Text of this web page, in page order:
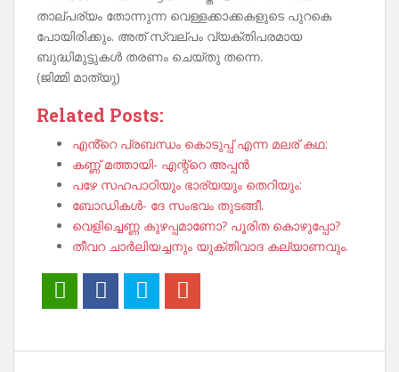
താല്പര്യം തോന്നുന്ന വെള്ളക്കാക്കകളുടെ പുറകെ
പോയിരിക്കും. അത് സ്വല്പം വ്യക്തിപരമായ
ബുദ്ധിമുട്ടുകൾ തരണം ചെയ്തു തന്നെ.
(ജിമ്മി മാത്യു)
Related Posts:
എൻ്റെ പ്രബന്ധം കൊടുപ്പ് എന്ന മലര് കഥ:
കണ്ണ് മത്തായി- എന്റ്റെ അപ്പൻ
പഴേ സഹപാഠിയും ഭാര്യയും തെറിയും:
ബോഡികൾ- ദേ സംഭവം തുടങ്ങീ.
വെളിച്ചെണ്ണ കുഴപ്പമാണോ? പൂരിത കൊഴുപ്പോ?
തീവറ ചാർലിയച്ചനും യുക്തിവാദ കല്യാണവും.